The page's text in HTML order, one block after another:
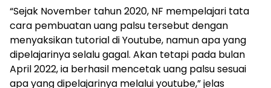
“Sejak November tahun 2020, NF mempelajari tata
cara pembuatan uang palsu tersebut dengan
menyaksikan tutorial di Youtube, namun apa yang
dipelajarinya selalu gagal. Akan tetapi pada bulan
April 2022, ia berhasil mencetak uang palsu sesuai
apa yang dipelajarinya melalui youtube,” jelas